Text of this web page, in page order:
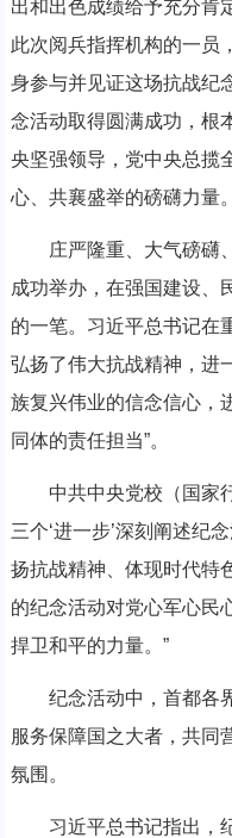
出和出色成绩给予充分肯
此次阅兵指挥机构的一员
身参与并见证这场抗战纪
念活动取得圆满成功，根
央坚强领导，党中央总揽
心、共襄盛举的磅礴力量。
庄严隆重、大气磅礴、
成功举办，在强国建设、
的一笔。习近平总书记在
弘扬了伟大抗战精神，进
族复兴伟业的信念信心，
同体的责任担当”。
中共中央党校（国家行
三个‘进一步’深刻阐述纪
扬抗战精神、体现时代特
的纪念活动对党心军心民
捍卫和平的力量。”
纪念活动中，首都各界
服务保障国之大者，共同
氛围。
习近平总书记指出，纪